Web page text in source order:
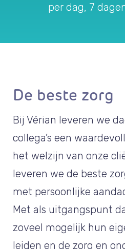
per dag, 7
De beste zorg
Bij Vérian leveren we
collega’s een
het welzijn van onze
leveren we de beste
met persoonlijke
Met als uitgangspunt
zoveel mogelijk hun
leiden en de zorg en